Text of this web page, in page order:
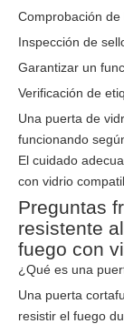
Comprobación
Inspección de
Garantizar un
Verificación de
Una puerta de
funcionando
El cuidado
con vidrio
Preguntas
resistente
fuego con
¿Qué es una
Una puerta
resistir el fuego